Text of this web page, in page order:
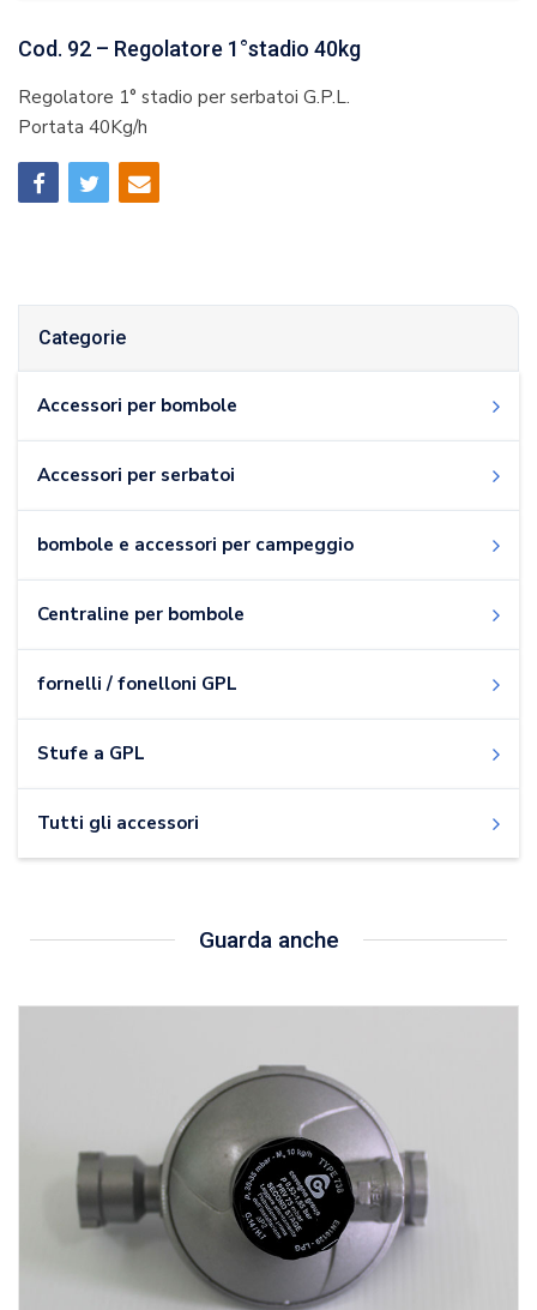
Cod. 92 – Regolatore 1°stadio 40kg
Regolatore 1° stadio per serbatoi G.P.L.
Portata 40Kg/h
Categorie
Accessori per bombole
Accessori per serbatoi
bombole e accessori per campeggio
Centraline per bombole
fornelli / fonelloni GPL
Stufe a GPL
Tutti gli accessori
Guarda anche